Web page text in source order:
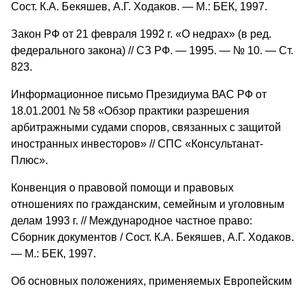
Сост. К.А. Бекяшев, А.Г. Ходаков. — М.: БЕК, 1997.
Закон РФ от 21 февраля 1992 г. «О недрах» (в ред.
федерального закона) // СЗ РФ. — 1995. — № 10. — Ст.
823.
Информационное письмо Президиума ВАС РФ от
18.01.2001 № 58 «Обзор практики разрешения
арбитражными судами споров, связанных с защитой
иностранных инвесторов» // СПС «Консультанат-
Плюс».
Конвенция о правовой помощи и правовых
отношениях по гражданским, семейным и уголовным
делам 1993 г. // Международное частное право:
Сборник документов / Сост. К.А. Бекяшев, А.Г. Ходаков.
— М.: БЕК, 1997.
Об основных положениях, применяемых Европейским